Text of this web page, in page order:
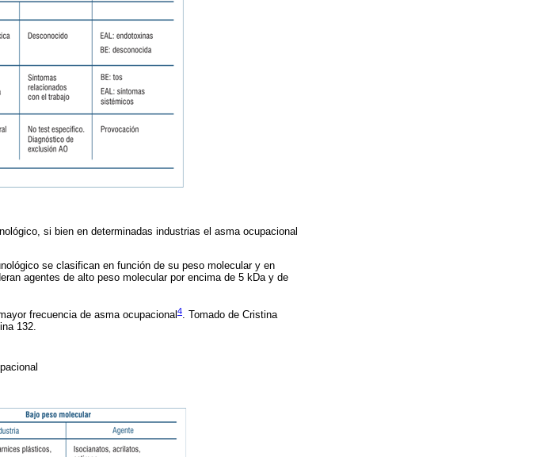
si bien en determinadas industrias el asma ocupacional
se clasifican en función de su peso molecular y en
agentes de alto peso molecular por encima de 5 kDa y de
frecuencia de asma ocupacional 4
. Tomado de Cristina
132.